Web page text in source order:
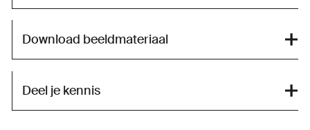
Download beeldmateriaal
Deel je kennis